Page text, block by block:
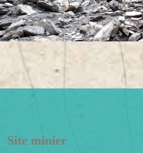
Site minier